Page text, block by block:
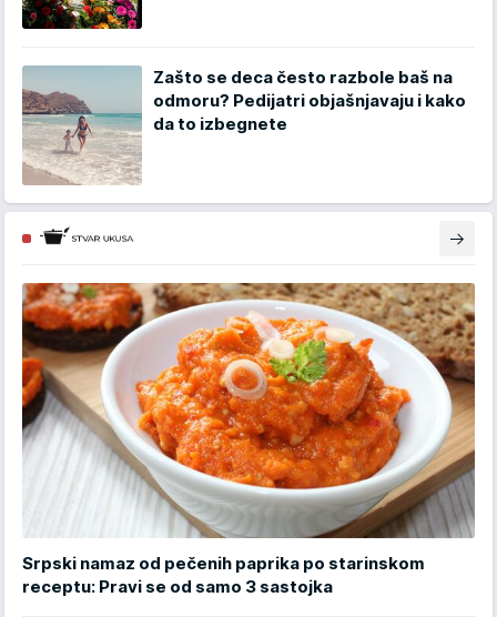
Zašto se deca često razbole baš na
odmoru? Pedijatri objašnjavaju i kako
da to izbegnete
Srpski namaz od pečenih paprika po starinskom
receptu: Pravi se od samo 3 sastojka